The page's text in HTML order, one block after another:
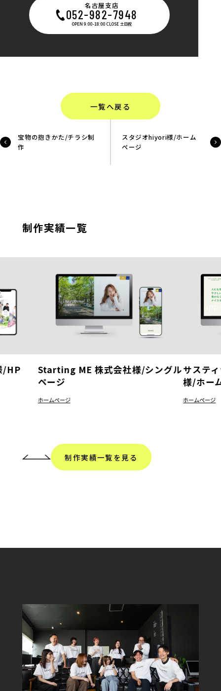
名古屋支店
052-982-7948
OPEN 9:00-18:00 CLOSE 土日祝
一覧へ戻る
宝物の抱きかた/チラシ制
作
スタジオhiyori様/ホーム
ページ
制作実績一覧
/HP
Starting ME 株式会社様/シングル
ページ
ホームページ
サステ
様/ホー
ホームページ
制作実績一覧を見る